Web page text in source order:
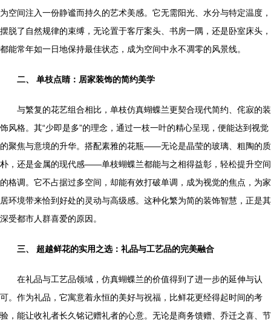
为空间注入一份静谧而持久的艺术美感。它无需阳光、水分与特定温度，
摆脱了自然规律的束缚，无论置于客厅案头、书房一隅，还是卧室床头，
都能常年如一日地保持最佳状态，成为空间中永不凋零的风景线。
二、 单枝点睛：居家装饰的简约美学
与繁复的花艺组合相比，单枝仿真蝴蝶兰更契合现代简约、侘寂的装
饰风格。其“少即是多”的理念，通过一枝一叶的精心呈现，便能达到视觉
的聚焦与意境的升华。搭配素雅的花瓶——无论是晶莹的玻璃、粗陶的质
朴，还是金属的现代感——单枝蝴蝶兰都能与之相得益彰，轻松提升空间
的格调。它不占据过多空间，却能有效打破单调，成为视觉的焦点，为家
居环境带来恰到好处的灵动与高级感。这种化繁为简的装饰智慧，正是其
深受都市人群喜爱的原因。
三、 超越鲜花的实用之选：礼品与工艺品的完美融合
在礼品与工艺品领域，仿真蝴蝶兰的价值得到了进一步的延伸与认
可。作为礼品，它寓意着永恒的美好与祝福，比鲜花更经得起时间的考
验，能让收礼者长久铭记赠礼者的心意。无论是商务馈赠、乔迁之喜、节